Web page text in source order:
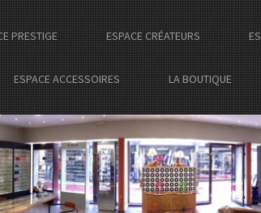
PRESTIGE ESPACE CRÉATEURS
ESPACE ACCESSOIRES LA BOUTIQUE